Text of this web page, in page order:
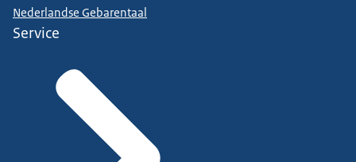
Nederlandse Gebarentaal
Service